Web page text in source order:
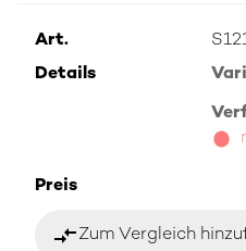
Art.
Details
Preis
compare_arrowsZum Vergleich